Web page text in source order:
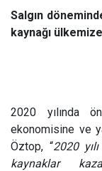
Salgın
kaynağı
2020 yılında
ekonomisine ve
Öztop, “2020
kaynaklar